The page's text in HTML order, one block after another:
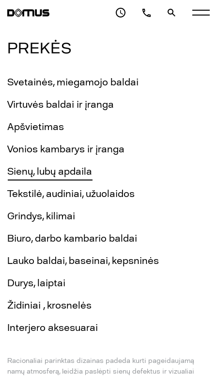
PREKĖS
Svetainės, miegamojo baldai
Virtuvės baldai ir įranga
Apšvietimas
Vonios kambarys ir įranga
Sienų, lubų apdaila
Tekstilė, audiniai, užuolaidos
Grindys, kilimai
Biuro, darbo kambario baldai
Lauko baldai, baseinai, kepsninės
Durys, laiptai
Židiniai , krosnelės
Interjero aksesuarai
Racionaliai parinktas dizainas padeda kurti pageidaujamą
namų atmosferą, leidžia paslėpti sienų defektus ir vizualiai